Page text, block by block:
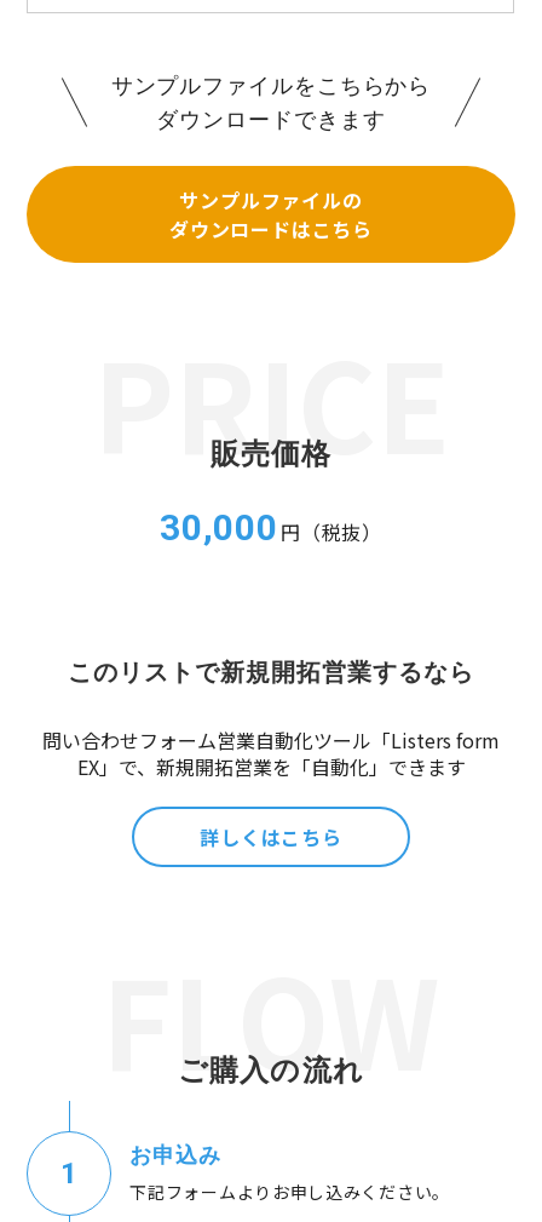
サンプルファイルをこちらから
ダウンロードできます
サンプルファイルの
ダウンロードはこちら
販売価格
30,000 円（税抜）
このリストで新規開拓営業するなら
問い合わせフォーム営業自動化ツール「Listers form
EX」で、新規開拓営業を「自動化」できます
詳しくはこちら
ご購入の流れ
お申込み
下記フォームよりお申し込みください。